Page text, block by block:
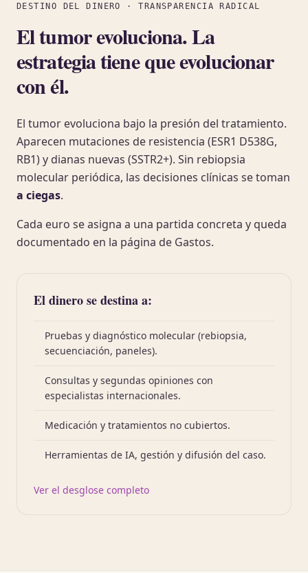
DESTINO DEL DINERO · TRANSPARENCIA RADICAL
El tumor evoluciona. La
estrategia tiene que evolucionar
con él.
El tumor evoluciona bajo la presión del tratamiento.
Aparecen mutaciones de resistencia (ESR1 D538G,
RB1) y dianas nuevas (SSTR2+). Sin rebiopsia
molecular periódica, las decisiones clínicas se toman
a ciegas.
Cada euro se asigna a una partida concreta y queda
documentado en la página de Gastos.
El dinero se destina a:
Pruebas y diagnóstico molecular (rebiopsia,
secuenciación, paneles).
Consultas y segundas opiniones con
especialistas internacionales.
Medicación y tratamientos no cubiertos.
Herramientas de IA, gestión y difusión del caso.
Ver el desglose completo